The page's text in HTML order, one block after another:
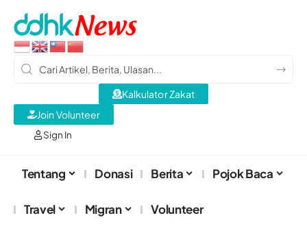
Sign In
Kalkulator Zakat
Join Volunteer
Tentang Donasi Berita Pojok Baca
Travel Migran Volunteer